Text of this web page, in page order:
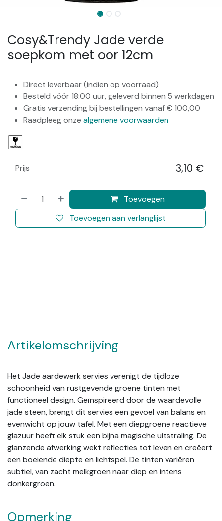
Cosy&Trendy Jade verde
soepkom met oor 12cm
Direct leverbaar (indien op voorraad)
Besteld vóór 18:00 uur, geleverd binnen 5 werkdagen
Gratis verzending bij bestellingen vanaf € 100,00
Raadpleeg onze algemene voorwaarden
Toevoegen
Toevoegen aan verlanglijst
Prijs 3,10 €
Artikelomschrijving
Het Jade aardewerk servies verenigt de tijdloze
schoonheid van rustgevende groene tinten met
functioneel design. Geïnspireerd door de waardevolle
jade steen, brengt dit servies een gevoel van balans en
evenwicht op jouw tafel. Met een diepgroene reactieve
glazuur heeft elk stuk een bijna magische uitstraling. De
glanzende afwerking wekt reflecties tot leven en creëert
een boeiende diepte en lichtspel. De tinten variëren
subtiel, van zacht melkgroen naar diep en intens
donkergroen.
Opmerking